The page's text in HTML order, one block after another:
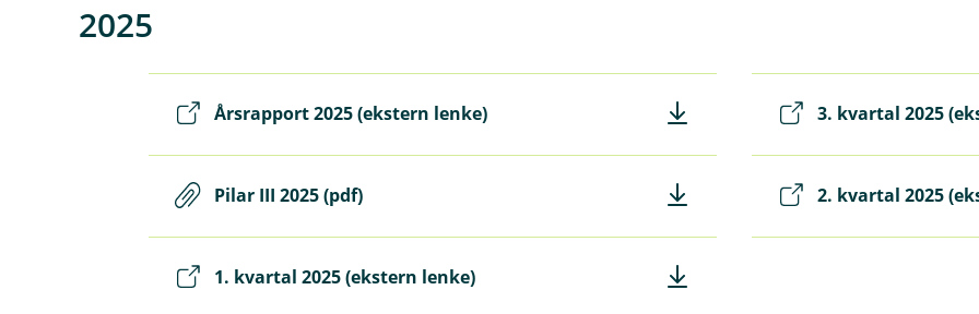
2025
Årsrapport 2025 (ekstern lenke) 3. kvartal 2025
Pilar III 2025 (pdf) 2. kvartal 2025
1. kvartal 2025 (ekstern lenke)